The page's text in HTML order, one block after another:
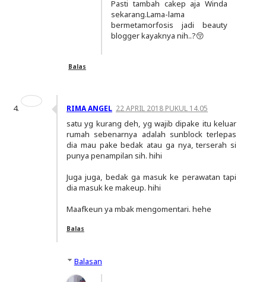
Pasti tambah cakep aja Winda
sekarang.Lama-lama
bermetamorfosis jadi beauty
blogger kayaknya nih..?😚
Balas
RIMA ANGEL 22 APRIL 2018 PUKUL 14.05
satu yg kurang deh, yg wajib dipake itu keluar
rumah sebenarnya adalah sunblock terlepas
dia mau pake bedak atau ga nya, terserah si
punya penampilan sih. hihi
Juga juga, bedak ga masuk ke perawatan tapi
dia masuk ke makeup. hihi
Maafkeun ya mbak mengomentari. hehe
Balas
Balasan